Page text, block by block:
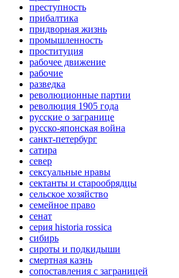
преступность
прибалтика
придворная жизнь
промышленность
проституция
рабочее движение
рабочие
разведка
революционные партии
революция 1905 года
русские о загранице
русско-японская война
санкт-петербург
сатира
север
сексуальные нравы
сектанты и старообрядцы
сельское хозяйство
семейное право
сенат
серия historia rossica
сибирь
сироты и подкидыши
смертная казнь
сопоставления с заграницей